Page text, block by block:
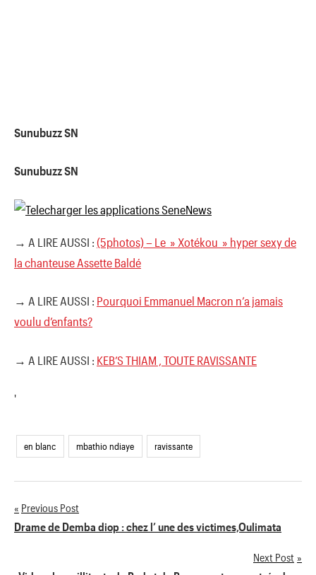
Sunubuzz SN
Sunubuzz SN
→ A LIRE AUSSI : (5photos) – Le » Xotékou » hyper sexy de
la chanteuse Assette Baldé
→ A LIRE AUSSI : Pourquoi Emmanuel Macron n’a jamais
voulu d’enfants?
→ A LIRE AUSSI : KEB’S THIAM , TOUTE RAVISSANTE
'
en blanc mbathio ndiaye ravissante
Navigation
Previous Post
Drame de Demba diop : chez l’ une des victimes,Oulimata
Next Post